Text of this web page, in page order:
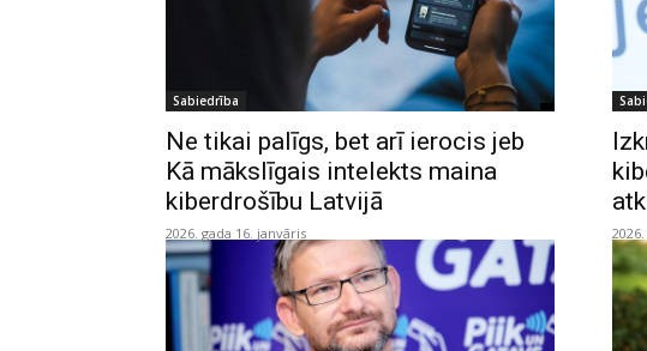
Sabiedrība
Ne tikai palīgs, bet arī ierocis jeb
Kā mākslīgais intelekts maina
kiberdrošību Latvijā
2026. gada 16. janvāris